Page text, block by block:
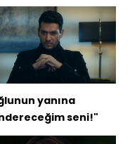
yanına
seni!"